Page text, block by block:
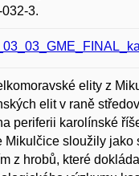
3.
elity z
elit v raně
periferii karolínské
Mikulčice sloužily jako
z hrobů, které